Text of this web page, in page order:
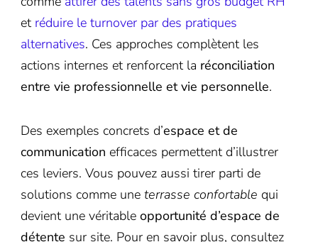
et réduire le turnover par des pratiques
alternatives. Ces approches complètent les
actions internes et renforcent la réconciliation
entre vie professionnelle et vie personnelle.
Des exemples concrets d’espace et de
communication efficaces permettent d’illustrer
ces leviers. Vous pouvez aussi tirer parti de
solutions comme une terrasse confortable qui
devient une véritable opportunité d’espace de
détente sur site. Pour en savoir plus, consultez